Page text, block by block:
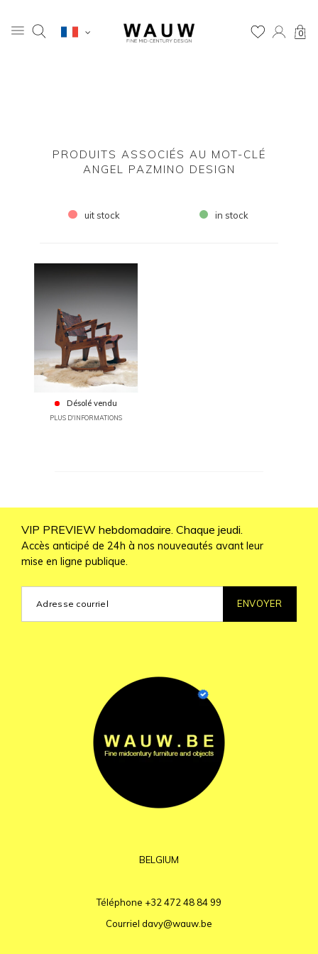
0
PRODUITS ASSOCIÉS AU MOT-CLÉ
ANGEL PAZMINO DESIGN
uit stock in stock
Désolé vendu
PLUS D'INFORMATIONS
VIP PREVIEW hebdomadaire. Chaque jeudi.
Accès anticipé de 24h à nos nouveautés avant leur
mise en ligne publique.
ENVOYER
BELGIUM
Téléphone +32 472 48 84 99
Courriel davy@wauw.be